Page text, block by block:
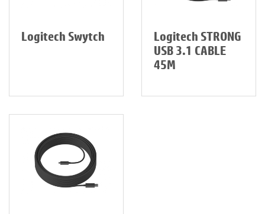
Logitech Swytch
Logitech STRONG
USB 3.1 CABLE
45M